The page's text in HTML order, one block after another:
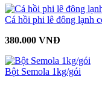
Cá hồi phi lê đông lạnh
380.000 VNĐ
Bột Semola 1kg/gói